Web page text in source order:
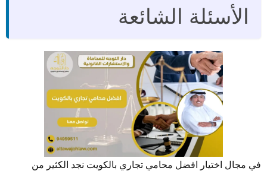
الأسئلة الشائعة
في مجال اختيار افضل محامي تجاري بالكويت نجد الكثير من